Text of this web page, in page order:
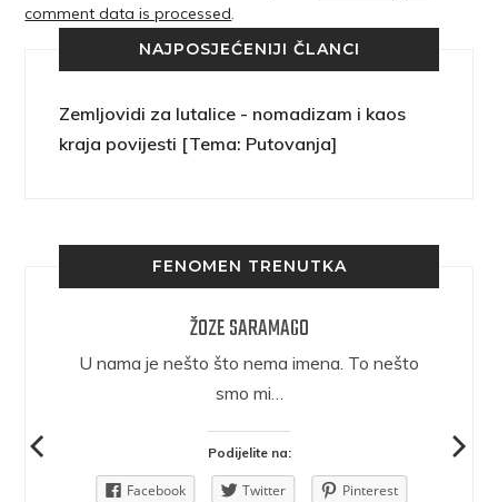
comment data is processed.
NAJPOSJEĆENIJI ČLANCI
Zemljovidi za lutalice - nomadizam i kaos
kraja povijesti [Tema: Putovanja]
FENOMEN TRENUTKA
ŽOZE SARAMAGO
U nama je nešto što nema imena. To nešto
smo mi…
Podijelite na:
Facebook Twitter
Pinterest